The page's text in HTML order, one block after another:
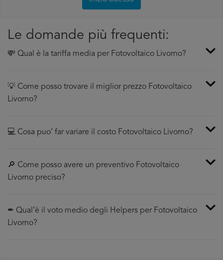
Le domande più frequenti:
💸 Qual è la tariffa media per Fotovoltaico Livorno?
💡 Come posso trovare il miglior prezzo Fotovoltaico
Livorno?
💻 Cosa puo’ far variare il costo Fotovoltaico Livorno?
🔎 Come posso avere un preventivo Fotovoltaico
Livorno preciso?
✒ Qual’è il voto medio degli Helpers per Fotovoltaico
Livorno?